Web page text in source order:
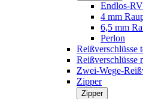
Endlos-RV
4 mm
6,5 mm
Perlon
Reißverschlüsse
Reißverschlüsse
Zwei-Wege-
Zipper
Zipper